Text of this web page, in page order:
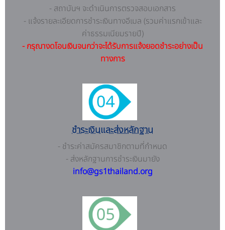
- สถาบันฯ จะดำเนินการตรวจสอบเอกสาร
- แจ้งรายละเอียดการชำระเงินทางอีเมล (รวมค่าแรกเข้าและ
ค่าธรรมเนียมรายปี)
- กรุณางดโอนเงินจนกว่าจะได้รับการแจ้งยอดชำระอย่างเป็น
ทางการ
ชำระเงินและส่งหลักฐาน
- ชำระค่าสมัครสมาชิกตามที่กำหนด
- ส่งหลักฐานการชำระเงินมายัง
info@gs1thailand.org